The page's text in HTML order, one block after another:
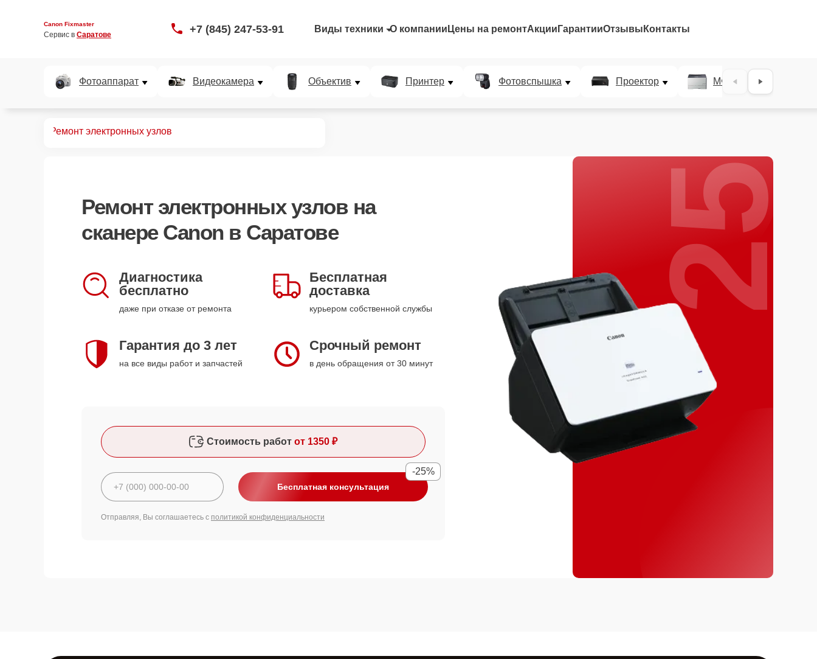
Canon Fixmaster
Сервис в Саратове +7 (845) 247-53-91 Виды техники О компании Цены на ремонтАкции ГарантииОтзывы Контакты
Фотоаппарат Видеокамера Объектив Принтер Фотовспышка Проектор МФУ
Ремонт электронных узлов
Ремонт электронных узловна
сканере Canon в Саратове
Диагностика
бесплатно
даже при отказе от ремонта
Бесплатная
доставка
курьером собственной службы
Гарантия до 3 лет
на все виды работ и запчастей
Срочный ремонт
в день обращения от 30 минут
Стоимость работ от 1350 ₽
Бесплатная консультация
-25%
Отправляя, Вы соглашаетесь с политикой конфиденциальности
25%